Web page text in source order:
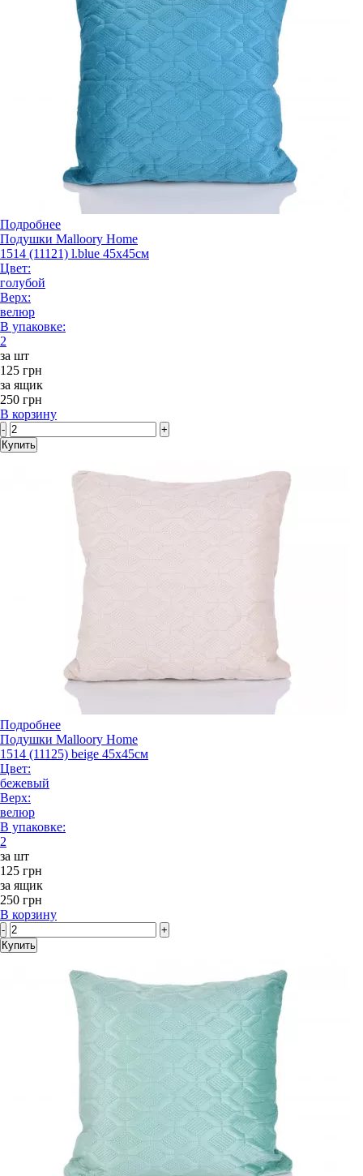
Подробнее
Подушки Malloory Home
1514 (11121) l.blue 45x45см
Цвет:
голубой
Верх:
велюр
В упаковке:
2
за шт
125 грн
за ящик
250 грн
В корзину
-
+
Купить
Подробнее
Подушки Malloory Home
1514 (11125) beige 45x45см
Цвет:
бежевый
Верх:
велюр
В упаковке:
2
за шт
125 грн
за ящик
250 грн
В корзину
-
+
Купить